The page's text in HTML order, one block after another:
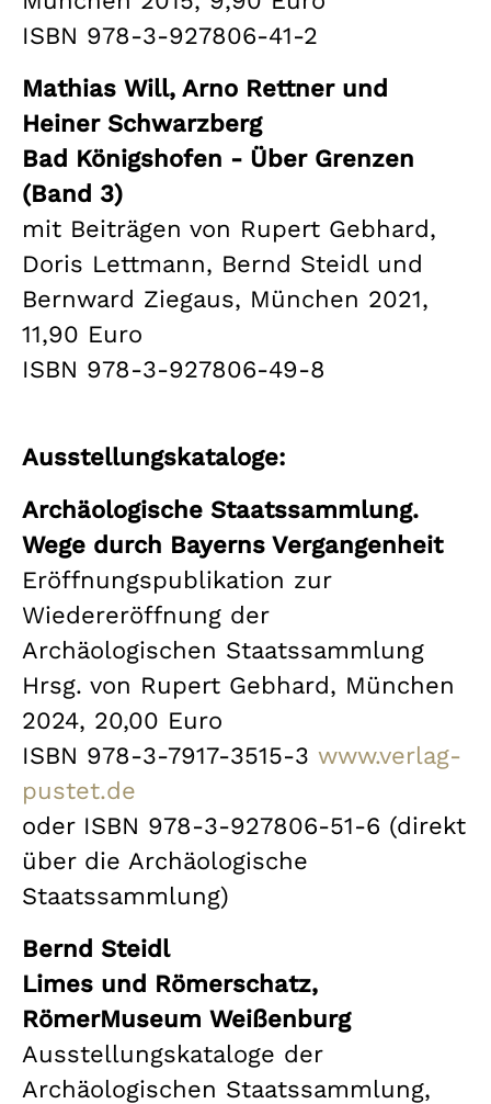
ISBN 978-3-927806-41-2
Mathias Will, Arno Rettner und
Heiner Schwarzberg
Bad Königshofen - Über Grenzen
(Band 3)
mit Beiträgen von Rupert Gebhard,
Doris Lettmann, Bernd Steidl und
Bernward Ziegaus, München 2021,
11,90 Euro
ISBN 978-3-927806-49-8
Ausstellungskataloge:
Archäologische Staatssammlung.
Wege durch Bayerns Vergangenheit
Eröffnungspublikation zur
Wiedereröffnung der
Archäologischen Staatssammlung
Hrsg. von Rupert Gebhard, München
2024, 20,00 Euro
ISBN 978-3-7917-3515-3 www.verlag-
pustet.de
oder ISBN 978-3-927806-51-6 (direkt
über die Archäologische
Staatssammlung)
Bernd Steidl
Limes und Römerschatz,
RömerMuseum Weißenburg
Ausstellungskataloge der
Archäologischen Staatssammlung,